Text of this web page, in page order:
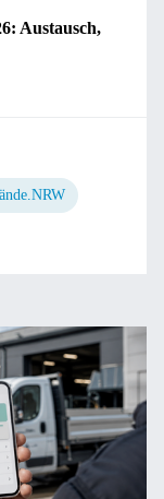
Austausch,